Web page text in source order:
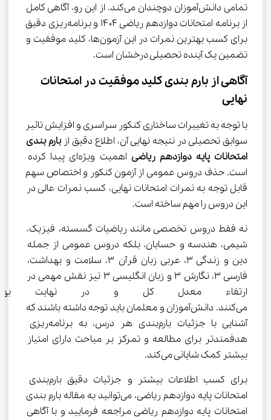
تمامی دانش‌آموزان دوچندان می‌کند. از این رو، آگاهی کامل
از برنامه امتحانات دوازدهم ریاضی ۱۴۰۴ و برنامه‌ریزی دقیق
برای کسب بهترین نمرات در این آزمون‌ها، کلید موفقیت و
تضمین یک آینده تحصیلی درخشان است.
آگاهی از بارم ‌بندی کلید موفقیت در امتحانات
نهایی
با توجه به تغییرات ساختاری کنکور سراسری و افزایش تاثیر
سوابق تحصیلی در نتیجه نهایی آن، اطلاع دقیق از بارم بندی
امتحانات پایه دوازدهم ریاضی
اهمیت ویژه‌ای پیدا کرده
است. حذف دروس عمومی از آزمون کنکور و اختصاص سهم
قابل توجه به نمرات امتحانات نهایی، کسب نمرات عالی در
این دروس را مهم ساخته است.
نه فقط دروس تخصصی مانند ریاضیات گسسته، فیزیک،
شیمی، هندسه و حسابان، بلکه دروس عمومی از جمله
دین و زندگی ۳، عربی زبان قرآن ۳، سلامت و بهداشت،
فارسی ۳، نگارش ۳ و زبان انگلیسی ۳ نیز نقش مهمی در
ارتقاء معدل کل و در نهایت
می‌کنند. دانش‌آموزان و معلمان باید توجه داشته باشند که
آشنایی با جزئیات بارم‌بندی هر درس، به برنامه‌ریزی
هدفمندتر برای مطالعه و تمرکز بر مباحث دارای امتیاز
بیشتر کمک شایانی می‌کند.
برای کسب اطلاعات بیشتر و جزئیات دقیق بارم‌بندی
امتحانات پایه دوازدهم ریاضی، می‌توانید به مقاله بارم بندی
امتحانات پایه دوازدهم ریاضی مراجعه فرمایید و با آگاهی